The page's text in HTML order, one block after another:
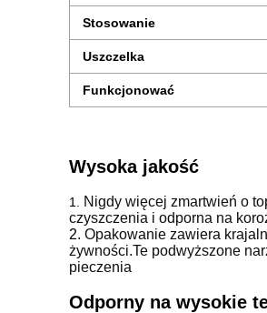
Stosowanie
Uszczelka
Funkcjonować
Wysoka jakość
1.
Nigdy więcej zmartwień o
czyszczenia i odporna na
2. Opakowanie zawiera
żywności.Te podwyższone
pieczenia
Odporny na wysokie